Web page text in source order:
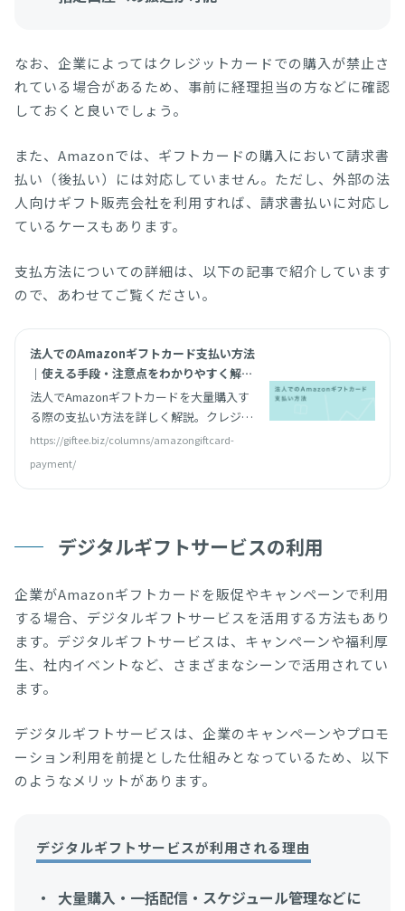
なお、企業によってはクレジットカードでの購入が禁止さ
れている場合があるため、事前に経理担当の方などに確認
しておくと良いでしょう。
また、Amazonでは、ギフトカードの購入において請求書
払い（後払い）には対応していません。ただし、外部の法
人向けギフト販売会社を利用すれば、請求書払いに対応し
ているケースもあります。
支払方法についての詳細は、以下の記事で紹介しています
ので、あわせてご覧ください。
法人でのAmazonギフトカード支払い方法
｜使える手段・注意点をわかりやすく解説
| giftee for Business - 法人向けデジタ
ルギフト導入実績No.1
法人でAmazonギフトカードを大量購入す
る際の支払い方法を詳しく解説。クレジッ
トカードや銀行振込の使い方、請求書払い
が使えない理由まで実務目線でわかりやす
くまとめました。
https://giftee.biz/columns/amazongiftcard-
payment/
デジタルギフトサービスの利用
企業がAmazonギフトカードを販促やキャンペーンで利用
する場合、デジタルギフトサービスを活用する方法もあり
ます。デジタルギフトサービスは、キャンペーンや福利厚
生、社内イベントなど、さまざまなシーンで活用されてい
ます。
デジタルギフトサービスは、企業のキャンペーンやプロモ
ーション利用を前提とした仕組みとなっているため、以下
のようなメリットがあります。
デジタルギフトサービスが利用される理由
大量購入・一括配信・スケジュール管理などに